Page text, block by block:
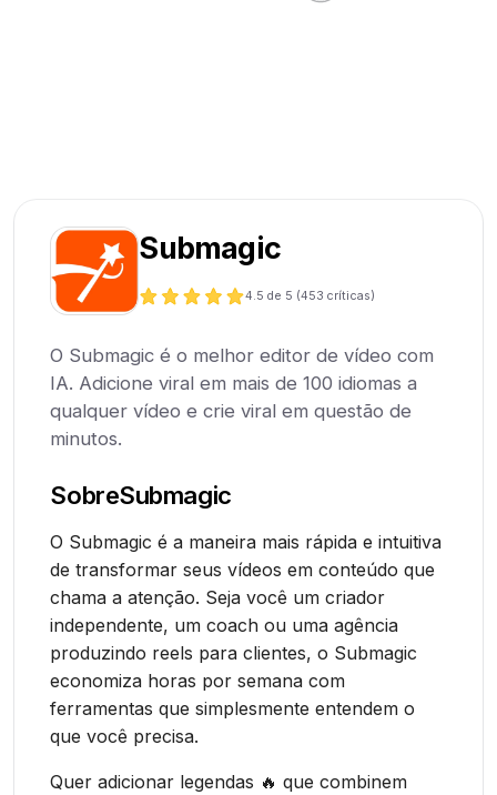
Submagic
4.5 de 5 (453 críticas)
O Submagic é o melhor editor de vídeo com
IA. Adicione viral em mais de 100 idiomas a
qualquer vídeo e crie viral em questão de
minutos.
SobreSubmagic
O Submagic é a maneira mais rápida e intuitiva
de transformar seus vídeos em conteúdo que
chama a atenção. Seja você um criador
independente, um coach ou uma agência
produzindo reels para clientes, o Submagic
economiza horas por semana com
ferramentas que simplesmente entendem o
que você precisa.
Quer adicionar legendas 🔥 que combinem